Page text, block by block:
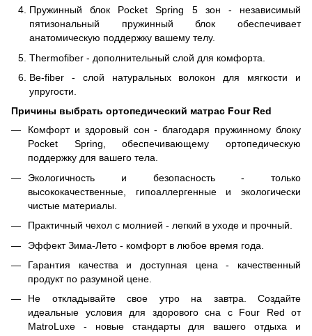
Пружинный блок Pocket Spring 5 зон - независимый
пятизональный пружинный блок обеспечивает
анатомическую поддержку вашему телу.
Thermofiber - дополнительный слой для комфорта.
Be-fiber - слой натуральных волокон для мягкости и
упругости.
Причины выбрать ортопедический матрас Four Red
Комфорт и здоровый сон - благодаря пружинному блоку
Pocket Spring, обеспечивающему ортопедическую
поддержку для вашего тела.
Экологичность и безопасность - только
высококачественные, гипоаллергенные и экологически
чистые материалы.
Практичный чехол с молнией - легкий в уходе и прочный.
Эффект Зима-Лето - комфорт в любое время года.
Гарантия качества и доступная цена - качественный
продукт по разумной цене.
Не откладывайте свое утро на завтра. Создайте
идеальные условия для здорового сна с Four Red от
MatroLuxe - новые стандарты для вашего отдыха и